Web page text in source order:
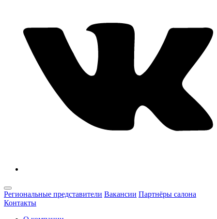
Региональные представители Вакансии Партнёры салона
Контакты